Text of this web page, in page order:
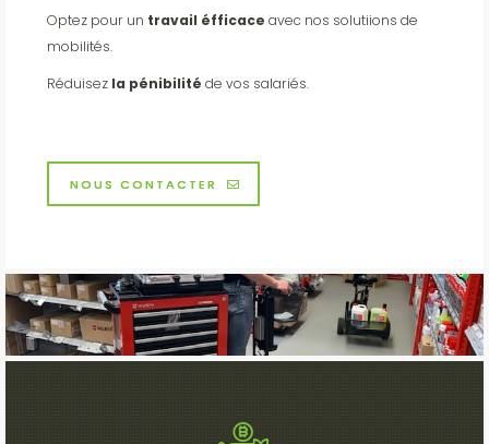
Optez pour un travail éfficace avec nos solutiions de
mobilités.
Réduisez la pénibilité de vos salariés.
NOUS CONTACTER